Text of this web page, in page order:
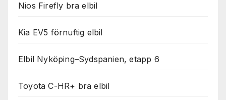
Nios Firefly bra elbil
Kia EV5 förnuftig elbil
Elbil Nyköping–Sydspanien, etapp 6
Toyota C-HR+ bra elbil